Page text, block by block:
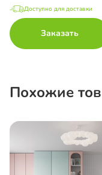
Доступно для доставки
Заказать
Похожие